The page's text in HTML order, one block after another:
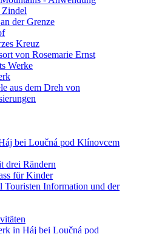
Zindel
der Grenze
Kreuz
von Rosemarie Ernst
Werke
aus dem Dreh von
bei Loučná pod Klínovcem
drei Rändern
für Kinder
Touristen Information und der
in Háj bei Loučná pod